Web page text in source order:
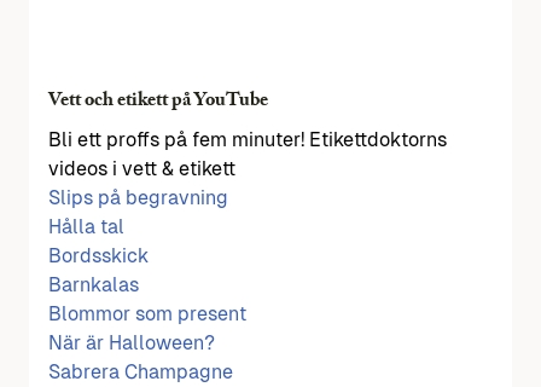
Vett och etikett på YouTube
Bli ett proffs på fem minuter! Etikettdoktorns
videos i vett & etikett
Slips på begravning
Hålla tal
Bordsskick
Barnkalas
Blommor som present
När är Halloween?
Sabrera Champagne